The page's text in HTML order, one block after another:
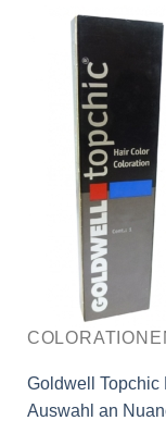
Goldwell Topchic
Auswahl an